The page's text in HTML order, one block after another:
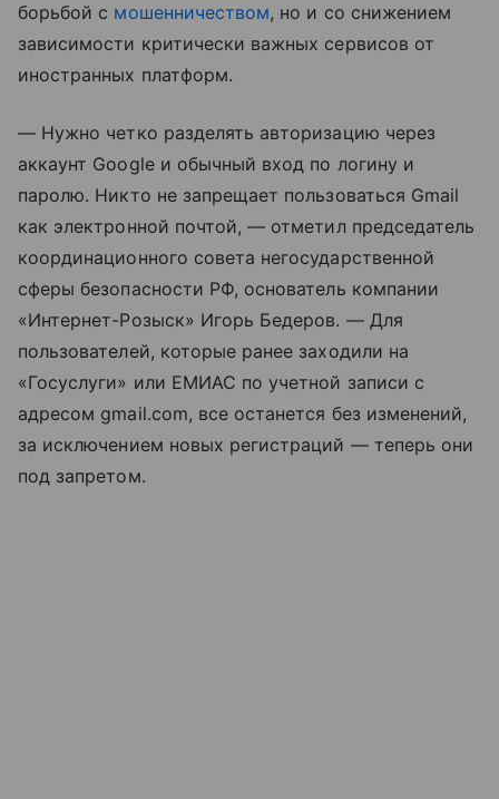
борьбой с мошенничеством, но и со снижением
зависимости критически важных сервисов от
иностранных платформ.
— Нужно четко разделять авторизацию через
аккаунт Google и обычный вход по логину и
паролю. Никто не запрещает пользоваться Gmail
как электронной почтой, — отметил председатель
координационного совета негосударственной
сферы безопасности РФ, основатель компании
«Интернет-Розыск» Игорь Бедеров. — Для
пользователей, которые ранее заходили на
«Госуслуги» или ЕМИАС по учетной записи с
адресом gmail.com, все останется без изменений,
за исключением новых регистраций — теперь они
под запретом.